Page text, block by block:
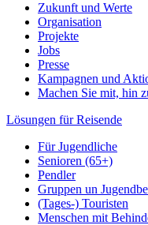
Zukunft und Werte
Organisation
Projekte
Jobs
Presse
Kampagnen und
Machen Sie mit, hin
Lösungen für Reisende
Für Jugendliche
Senioren (65+)
Pendler
Gruppen un
(Tages-) Touristen
Menschen mit